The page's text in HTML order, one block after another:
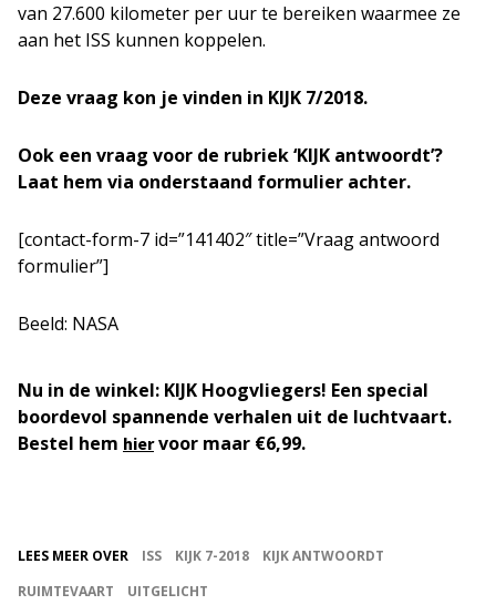
van 27.600 kilometer per uur te bereiken waarmee ze
aan het ISS kunnen koppelen.
Deze vraag kon je vinden in KIJK 7/2018.
Ook een vraag voor de rubriek ‘KIJK antwoordt’?
Laat hem via onderstaand formulier achter.
[contact-form-7 id=”141402″ title=”Vraag antwoord
formulier”]
Beeld: NASA
Nu in de winkel: KIJK Hoogvliegers! Een special
boordevol spannende verhalen uit de luchtvaart.
Bestel hem hiervoor maar €6,99.
LEES MEER OVER ISS KIJK 7-2018
KIJK ANTWOORDT
RUIMTEVAART
UITGELICHT